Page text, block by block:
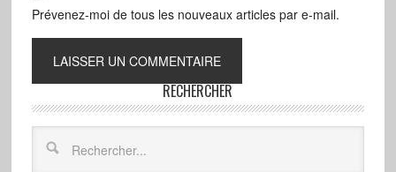
Prévenez-moi de tous les nouveaux articles par e-mail.
RECHERCHER